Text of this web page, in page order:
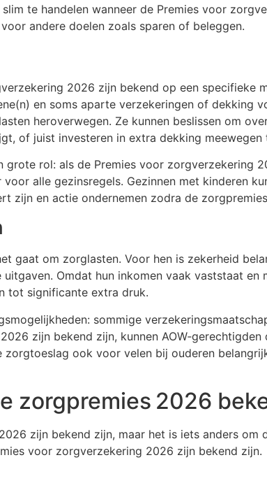
te handelen wanneer de Premies voor
andere doelen zoals sparen of beleggen.
2026 zijn bekend op een specifieke
en soms aparte verzekeringen of dekking
heroverwegen. Ze kunnen beslissen om
of juist investeren in extra dekking meewegen
grote rol: als de Premies voor zorgverzekering
alle gezinsregels. Gezinnen met kinderen
zijn en actie ondernemen zodra de
gaat om zorglasten. Voor hen is zekerheid
Omdat hun inkomen vaak vaststaat en
tot significante extra druk.
sommige
zijn bekend zijn, kunnen
ook voor velen bij ouderen
zorgpremies 2026
zijn bekend zijn, maar het is iets anders
voor zorgverzekering 2026 zijn bekend zijn.